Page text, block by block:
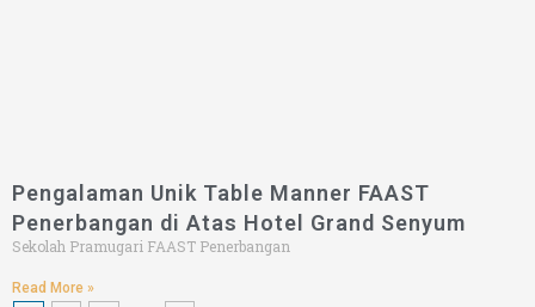
Pengalaman Unik Table Manner FAAST
Penerbangan di Atas Hotel Grand Senyum
Sekolah Pramugari FAAST Penerbangan
Read More »